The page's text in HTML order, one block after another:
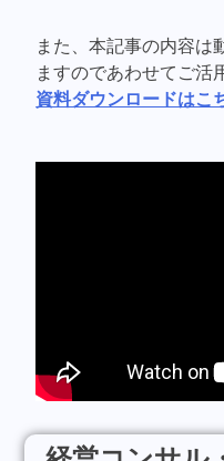
また、本記事の内容は
ますのであわせてご活
資料ダウンロードはこ